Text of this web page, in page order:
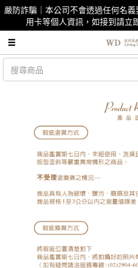
嚴防詐騙｜本公司不會透過任何名
用卡等個人資訊，如接到請立